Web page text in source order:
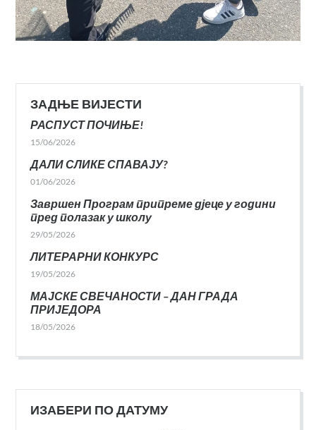
ЗАДЊЕ ВИЈЕСТИ
РАСПУСТ ПОЧИЊЕ!
15/06/2026
ДАЛИ СЛИКЕ СПАВАЈУ?
01/06/2026
Завршен Програм припреме дјеце у години
пред полазак у школу
29/05/2026
ЛИТЕРАРНИ КОНКУРС
19/05/2026
МАЈСКЕ СВЕЧАНОСТИ – ДАН ГРАДА
ПРИЈЕДОРА
18/05/2026
ИЗАБЕРИ ПО ДАТУМУ